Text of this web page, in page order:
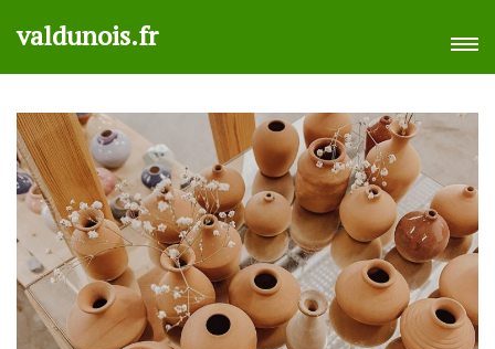
au
contenu
Entrée)
valdunois.fr